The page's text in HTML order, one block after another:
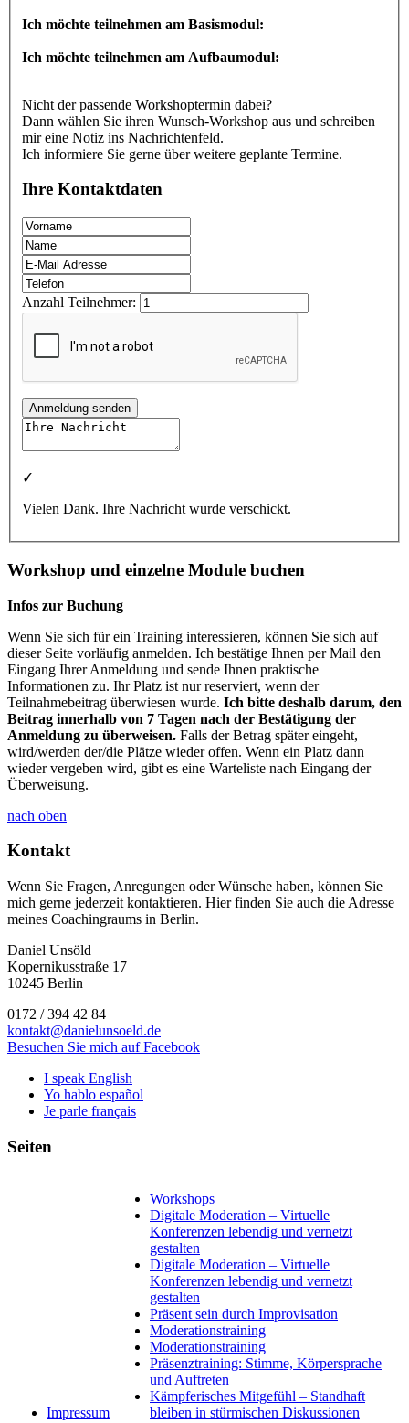
Ich möchte teilnehmen am Basismodul:
Ich möchte teilnehmen am Aufbaumodul:
Nicht der passende Workshoptermin dabei?
Dann wählen Sie ihren Wunsch-Workshop aus und schreiben
mir eine Notiz ins Nachrichtenfeld.
Ich informiere Sie gerne über weitere geplante Termine.
Ihre Kontaktdaten
Anzahl Teilnehmer:
Anmeldung senden
✓
Vielen Dank. Ihre Nachricht wurde verschickt.
Workshop und einzelne Module buchen
Infos zur Buchung
Wenn Sie sich für ein Training interessieren, können Sie sich auf
dieser Seite vorläufig anmelden. Ich bestätige Ihnen per Mail den
Eingang Ihrer Anmeldung und sende Ihnen praktische
Informationen zu. Ihr Platz ist nur reserviert, wenn der
Teilnahmebeitrag überwiesen wurde. Ich bitte deshalb darum, den
Beitrag innerhalb von 7 Tagen nach der Bestätigung der
Anmeldung zu überweisen. Falls der Betrag später eingeht,
wird/werden der/die Plätze wieder offen. Wenn ein Platz dann
wieder vergeben wird, gibt es eine Warteliste nach Eingang der
Überweisung.
nach oben
Kontakt
Wenn Sie Fragen, Anregungen oder Wünsche haben, können Sie
mich gerne jederzeit kontaktieren. Hier finden Sie auch die Adresse
meines Coachingraums in Berlin.
Daniel Unsöld
Kopernikusstraße 17
10245 Berlin
0172 / 394 42 84
kontakt@danielunsoeld.de
Besuchen Sie mich auf Facebook
I speak English
Yo hablo español
Je parle français
Seiten
Impressum
Workshops
Digitale Moderation – Virtuelle
Konferenzen lebendig und vernetzt
gestalten
Digitale Moderation – Virtuelle
Konferenzen lebendig und vernetzt
gestalten
Präsent sein durch Improvisation
Moderationstraining
Moderationstraining
Präsenztraining: Stimme, Körpersprache
und Auftreten
Kämpferisches Mitgefühl – Standhaft
bleiben in stürmischen Diskussionen